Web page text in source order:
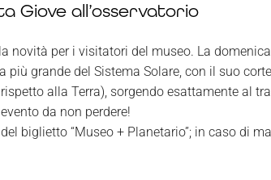
Giove all’osservatorio
novità per i visitatori del museo. La
grande del Sistema Solare, con il suo
alla Terra), sorgendo esattamente al
da non perdere!
biglietto “Museo + Planetario”; in caso di